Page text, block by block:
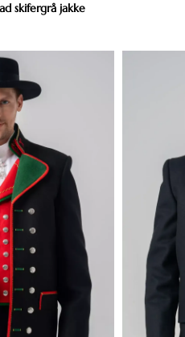
skifergrå jakke